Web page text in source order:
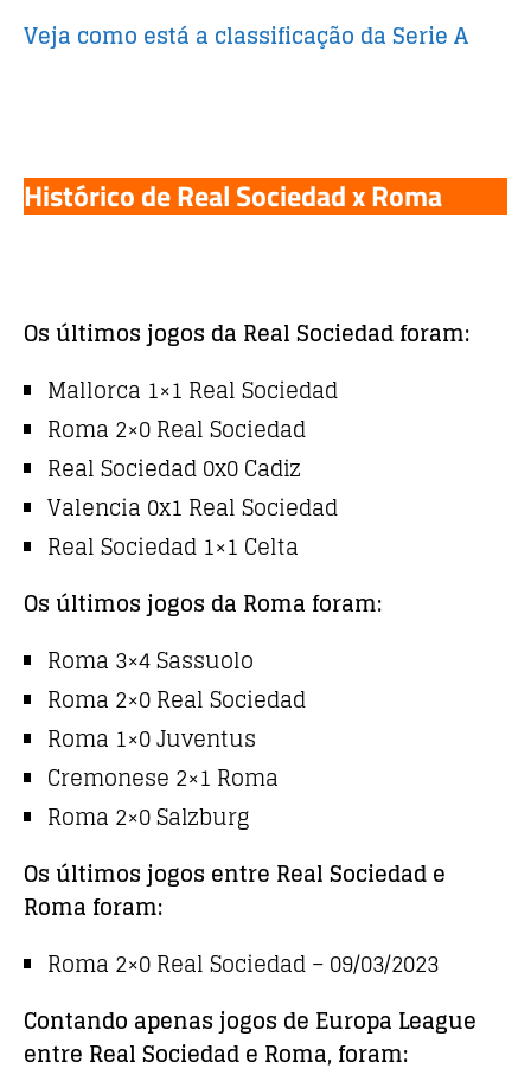
Veja como está a classificação da Serie A
Histórico de Real Sociedad x Roma
Os últimos jogos da Real Sociedad foram:
Mallorca 1×1 Real Sociedad
Roma 2×0 Real Sociedad
Real Sociedad 0x0 Cadiz
Valencia 0x1 Real Sociedad
Real Sociedad 1×1 Celta
Os últimos jogos da Roma foram:
Roma 3×4 Sassuolo
Roma 2×0 Real Sociedad
Roma 1×0 Juventus
Cremonese 2×1 Roma
Roma 2×0 Salzburg
Os últimos jogos entre Real Sociedad e
Roma foram:
Roma 2×0 Real Sociedad – 09/03/2023
Contando apenas jogos de Europa League
entre Real Sociedad e Roma, foram: